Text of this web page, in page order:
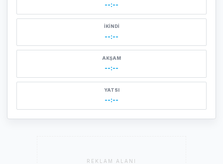
--:--
İKINDI
--:--
AKŞAM
--:--
YATSI
--:--
REKLAM ALANI